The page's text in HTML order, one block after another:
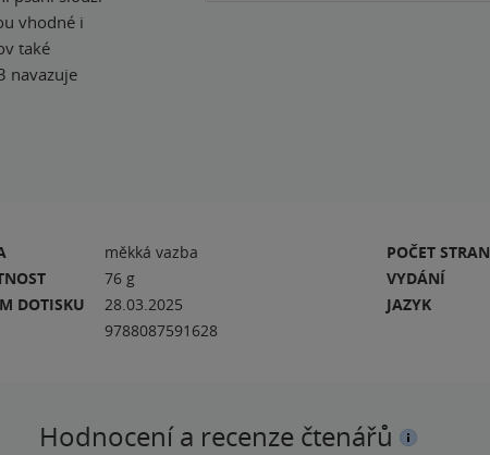
vhodné i
také
navazuje
měkká vazba
76 g
DOTISKU
28.03.2025
9788087591628
POČET STRAN
VYDÁNÍ
JAZYK
Hodnocení a recenze čtenářů